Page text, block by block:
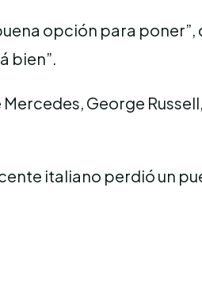
opción para
bien”.
George
italiano perdió un